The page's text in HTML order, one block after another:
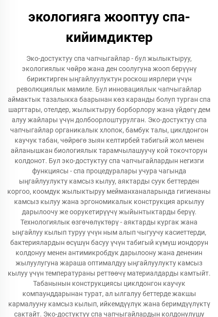
экологияга жооптуу спа-
кийимдиктер
Эко-достуктуу спа чапчыгайлар - бул жылыктыруу,
экологиялык чөйрө жана ден соолугуна жооп берүүнү
бириктирген ыңгайлуулуктун роскош иярлери үчүн
революциялык мамиле. Бул инновациялык чапчыгайлар
аймактык тазалыкка баарынан көз каранды болуп турган спа
шарттары, отелдер, жылыктыруу борборлору жана үйдөгү дем
алуу жайлары үчүн долбоорлоштурулган. Эко-достуктуу спа
чапчыгайлар органикалык хлопок, бамбук талы, циклдонгон
каучук табан, чөйрөгө зыян келтирбей табигый жол менен
айланышкан биологиялык тарамчылашуучу кой токочторун
колдонот. Бул эко-достуктуу спа чапчыгайлардын негизги
функциясы - спа процедуралары учура чагында
ыңгайлуулукту камсыз кылуу, аяктарды суук беттерден
коргоо, коомдук жылыктыруу мейманханаларында гигиенаны
камсыз кылуу жана эргономикалык конструкция аркылуу
дарылоочу же оорукетирүүчү жыйынтыктарды берүү.
Технологиялык өзгөчөлүктөрү - аяктарды кургак жана
ыңгайлуу кылып туруу үчүн ным алып чыгуучу касиеттерди,
бактериялардын өсүшүн басуу үчүн табигый күмүш иондорун
колдонуу менен антимикробдук дарылоону жана дененин
жылуулугуна жараша оптималдуу ыңгайлуулукту камсыз
кылуу үчүн температураны реттөөчү материалдарды камтыйт.
Табанынын конструкциясы циклдонгон каучук
компаунддарынан турат, ал ылгалуу беттерде жакшы
кармалууну камсыз кылып, ийкемдүүлүк жана беримдүүлүктү
сактайт. Эко-достуктуу спа чапчыгайлардын колдонулушу